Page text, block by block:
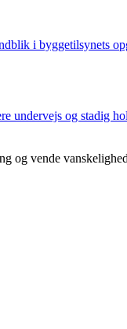
i byggetilsynets
undervejs og stadig
og vende